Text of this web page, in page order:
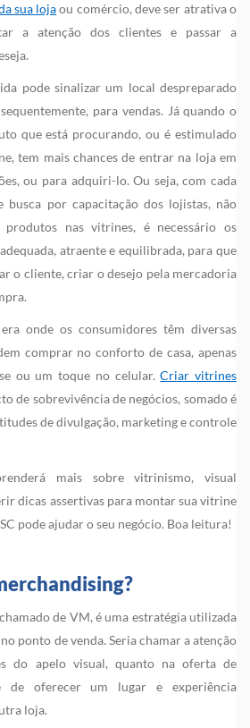
sua lojaou comércio, deve ser atrativa o
a atenção dos clientes e passar a
pode sinalizar um local despreparado
para vendas. Já quando o
que está procurando, ou é estimulado
tem mais chances de entrar na loja em
ou para adquiri-lo. Ou seja, com cada
busca por capacitação dos lojistas, não
produtos nas vitrines, é necessário os
atraente e equilibrada, para que
o cliente, criar o desejo pela mercadoria
onde os consumidores têm diversas
comprar no conforto de casa, apenas
ou um toque no celular.Criar vitrines
de sobrevivência de negócios, somado é
de divulgação, marketing e controle
mais sobre vitrinismo, visual
dicas assertivas para montar sua vitrine
pode ajudar o seu negócio. Boa leitura!
de VM, é uma estratégia utilizada
ponto de venda. Seria chamar a atenção
do apelo visual, quanto na oferta de
de oferecer um lugar e experiência
loja.